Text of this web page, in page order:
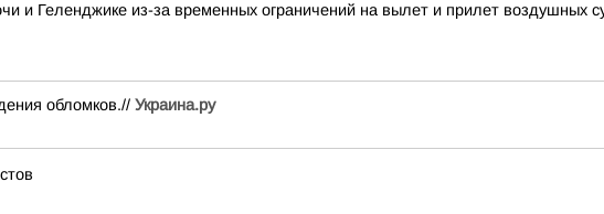
и Геленджике из-за временных ограничений на вылет и прилет воздушных
обломков.// Украина.ру